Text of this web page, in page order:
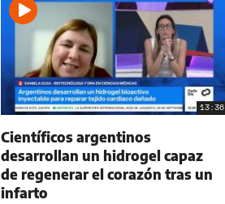
13:36
Científicos argentinos
desarrollan un hidrogel capaz
de regenerar el corazón tras un
infarto